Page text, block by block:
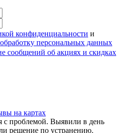
конфиденциальности и
обработку персональных данных
сообщений об акциях и скидках
на картах
с проблемой. Выявили в день
решение по устранению.